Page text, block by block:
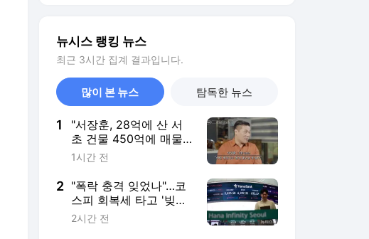
뉴시스 랭킹 뉴스
최근 3시간 집계 결과입니다.
많이 본 뉴스 탐독한 뉴스
1
"서장훈, 28억에 산 서
초 건물 450억에 매물
로"
1시간 전
2 "폭락 충격 잊었나"…코
스피 회복세 타고 '빚투'
다시 고개
2시간 전